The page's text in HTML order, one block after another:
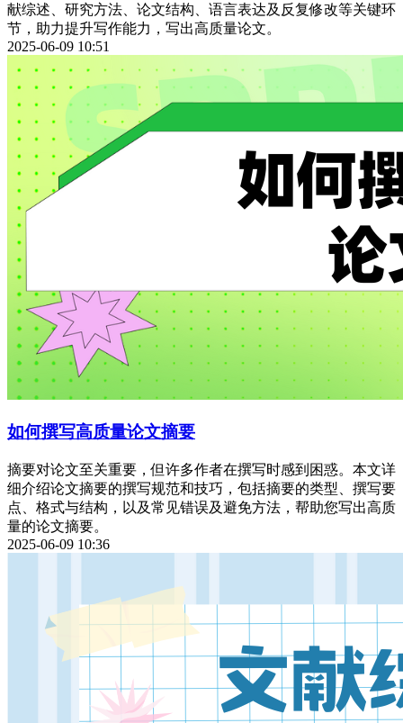
献综述、研究方法、论文结构、语言表达及反复修改等关键环
节，助力提升写作能力，写出高质量论文。
2025-06-09 10:51
如何撰写高质量论文摘要
摘要对论文至关重要，但许多作者在撰写时感到困惑。本文详
细介绍论文摘要的撰写规范和技巧，包括摘要的类型、撰写要
点、格式与结构，以及常见错误及避免方法，帮助您写出高质
量的论文摘要。
2025-06-09 10:36